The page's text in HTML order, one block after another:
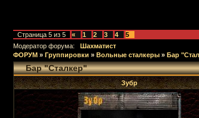
Страница 5 из 5 « 1 2 3 4
5
Модератор форума:
Шахматист
ФОРУМ » Группировки » Вольные сталкеры » Бар
Бар "Сталкер"
Зубр